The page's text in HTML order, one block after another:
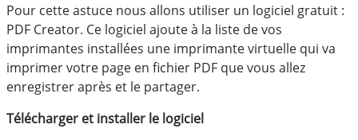
Pour cette astuce nous allons utiliser un logiciel gratuit :
PDF Creator. Ce logiciel ajoute à la liste de vos
imprimantes installées une imprimante virtuelle qui va
imprimer votre page en fichier PDF que vous allez
enregistrer après et le partager.
Télécharger et installer le logiciel